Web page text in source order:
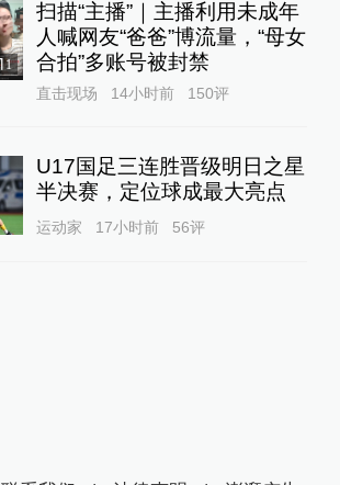
1
扫描“主播”｜主播利用未成年
人喊网友“爸爸”博流量，“母女
合拍”多账号被封禁
直击现场 14小时前 150评
U17国足三连胜晋级明日之星
半决赛，定位球成最大亮点
运动家 17小时前 56评